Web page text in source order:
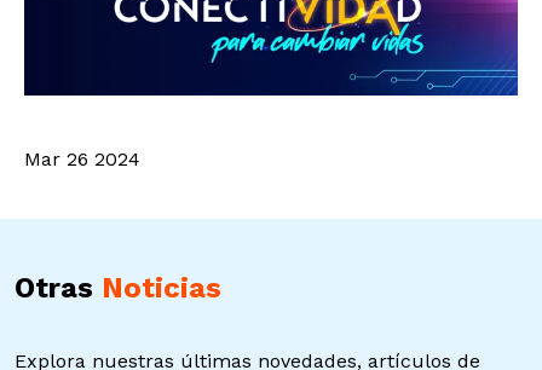
Mar 26 2024
Otras Noticias
Explora nuestras últimas novedades, artículos de